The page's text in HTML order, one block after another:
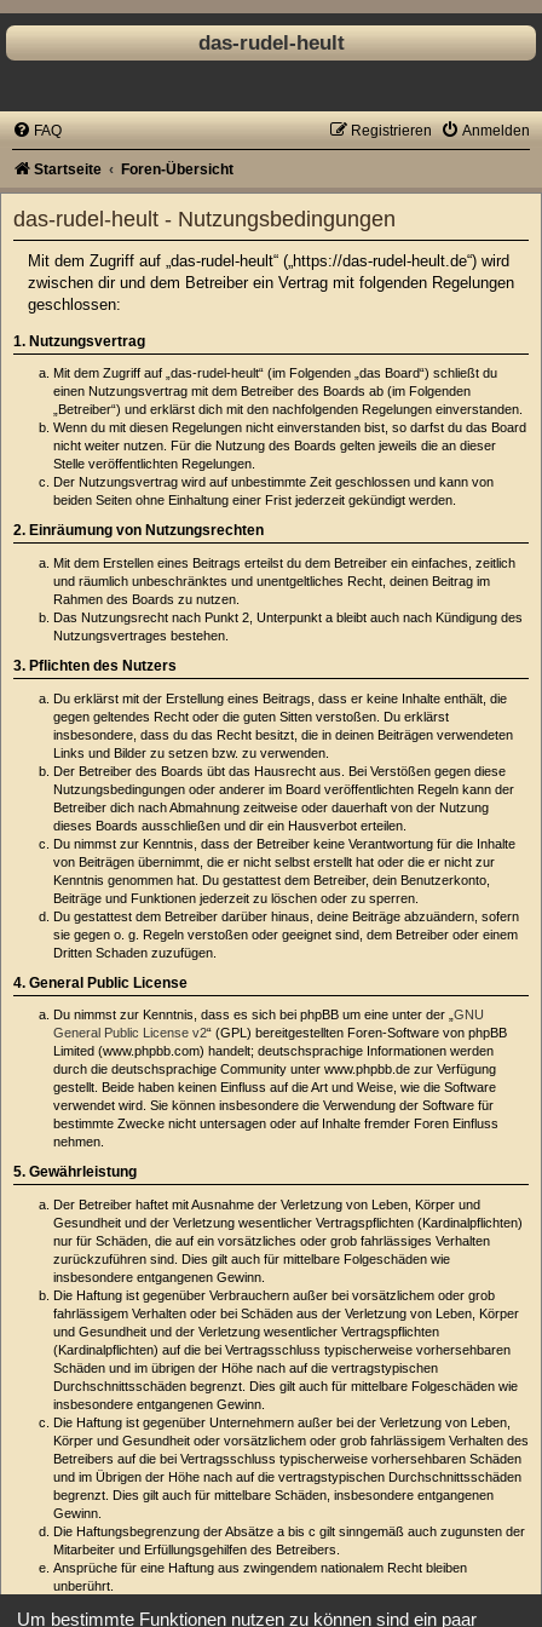
das-rudel-heult
FAQ Anmelden
Registrieren
Startseite Foren-Übersicht
das-rudel-heult - Nutzungsbedingungen
Mit dem Zugriff auf „das-rudel-heult“ („https://das-rudel-heult.de“) wird
zwischen dir und dem Betreiber ein Vertrag mit folgenden Regelungen
geschlossen:
1. Nutzungsvertrag
Mit dem Zugriff auf „das-rudel-heult“ (im Folgenden „das Board“) schließt du
einen Nutzungsvertrag mit dem Betreiber des Boards ab (im Folgenden
„Betreiber“) und erklärst dich mit den nachfolgenden Regelungen einverstanden.
Wenn du mit diesen Regelungen nicht einverstanden bist, so darfst du das Board
nicht weiter nutzen. Für die Nutzung des Boards gelten jeweils die an dieser
Stelle veröffentlichten Regelungen.
Der Nutzungsvertrag wird auf unbestimmte Zeit geschlossen und kann von
beiden Seiten ohne Einhaltung einer Frist jederzeit gekündigt werden.
2. Einräumung von Nutzungsrechten
Mit dem Erstellen eines Beitrags erteilst du dem Betreiber ein einfaches, zeitlich
und räumlich unbeschränktes und unentgeltliches Recht, deinen Beitrag im
Rahmen des Boards zu nutzen.
Das Nutzungsrecht nach Punkt 2, Unterpunkt a bleibt auch nach Kündigung des
Nutzungsvertrages bestehen.
3. Pflichten des Nutzers
Du erklärst mit der Erstellung eines Beitrags, dass er keine Inhalte enthält, die
gegen geltendes Recht oder die guten Sitten verstoßen. Du erklärst
insbesondere, dass du das Recht besitzt, die in deinen Beiträgen verwendeten
Links und Bilder zu setzen bzw. zu verwenden.
Der Betreiber des Boards übt das Hausrecht aus. Bei Verstößen gegen diese
Nutzungsbedingungen oder anderer im Board veröffentlichten Regeln kann der
Betreiber dich nach Abmahnung zeitweise oder dauerhaft von der Nutzung
dieses Boards ausschließen und dir ein Hausverbot erteilen.
Du nimmst zur Kenntnis, dass der Betreiber keine Verantwortung für die Inhalte
von Beiträgen übernimmt, die er nicht selbst erstellt hat oder die er nicht zur
Kenntnis genommen hat. Du gestattest dem Betreiber, dein Benutzerkonto,
Beiträge und Funktionen jederzeit zu löschen oder zu sperren.
Du gestattest dem Betreiber darüber hinaus, deine Beiträge abzuändern, sofern
sie gegen o. g. Regeln verstoßen oder geeignet sind, dem Betreiber oder einem
Dritten Schaden zuzufügen.
4. General Public License
Du nimmst zur Kenntnis, dass es sich bei phpBB um eine unter der „GNU
General Public License v2“ (GPL) bereitgestellten Foren-Software von phpBB
Limited (www.phpbb.com) handelt; deutschsprachige Informationen werden
durch die deutschsprachige Community unter www.phpbb.de zur Verfügung
gestellt. Beide haben keinen Einfluss auf die Art und Weise, wie die Software
verwendet wird. Sie können insbesondere die Verwendung der Software für
bestimmte Zwecke nicht untersagen oder auf Inhalte fremder Foren Einfluss
nehmen.
5. Gewährleistung
Der Betreiber haftet mit Ausnahme der Verletzung von Leben, Körper und
Gesundheit und der Verletzung wesentlicher Vertragspflichten (Kardinalpflichten)
nur für Schäden, die auf ein vorsätzliches oder grob fahrlässiges Verhalten
zurückzuführen sind. Dies gilt auch für mittelbare Folgeschäden wie
insbesondere entgangenen Gewinn.
Die Haftung ist gegenüber Verbrauchern außer bei vorsätzlichem oder grob
fahrlässigem Verhalten oder bei Schäden aus der Verletzung von Leben, Körper
und Gesundheit und der Verletzung wesentlicher Vertragspflichten
(Kardinalpflichten) auf die bei Vertragsschluss typischerweise vorhersehbaren
Schäden und im übrigen der Höhe nach auf die vertragstypischen
Durchschnittsschäden begrenzt. Dies gilt auch für mittelbare Folgeschäden wie
insbesondere entgangenen Gewinn.
Die Haftung ist gegenüber Unternehmern außer bei der Verletzung von Leben,
Körper und Gesundheit oder vorsätzlichem oder grob fahrlässigem Verhalten des
Betreibers auf die bei Vertragsschluss typischerweise vorhersehbaren Schäden
und im Übrigen der Höhe nach auf die vertragstypischen Durchschnittsschäden
begrenzt. Dies gilt auch für mittelbare Schäden, insbesondere entgangenen
Gewinn.
Die Haftungsbegrenzung der Absätze a bis c gilt sinngemäß auch zugunsten der
Mitarbeiter und Erfüllungsgehilfen des Betreibers.
Ansprüche für eine Haftung aus zwingendem nationalem Recht bleiben
unberührt.
6. Änderungsvorbehalt
Um bestimmte Funktionen nutzen zu können sind ein paar